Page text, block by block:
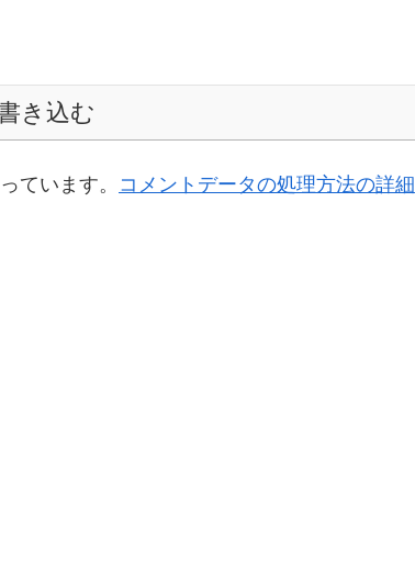
き込む
ています。 コメントデータの処理方法の詳細